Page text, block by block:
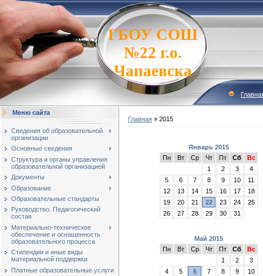
ГБОУ СОШ
№22 г.о.
Чапаевска
Меню сайта
Сведения об образовательной
организации
Основные сведения
Структура и органы управления
образовательной организацией
Документы
Образование
Образовательные стандарты
Руководство. Педагогический
состав
Материально-техническое
обеспечение и оснащенность
образовательного процесса
Стипендии и иные виды
материальной поддержки
Платные образовательные услуги
Главная » 2015
Январь 2015
Пн
Вт Ср Чт Пт Сб
Вс
1
2 3
4
5
6 7 8 9 10
11
12
13 14 15 16 17
18
19
20 21 22 23 24
25
26
27 28 29 30 31
Май 2015
Пн
Вт Ср Чт Пт Сб
Вс
1
2
3
4
5 6 7 8 9
10